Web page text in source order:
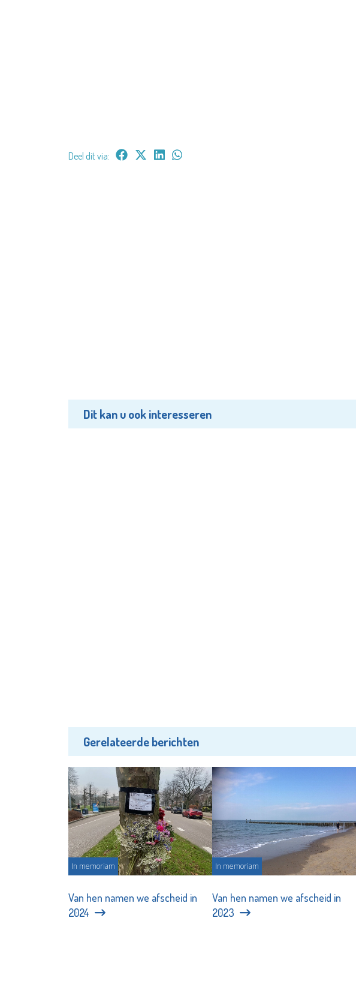
Deel dit via:
Dit kan u ook interesseren
Gerelateerde berichten
In memoriam
Van hen namen we afscheid in
2024
In memoriam
Van hen namen we afscheid in
2023